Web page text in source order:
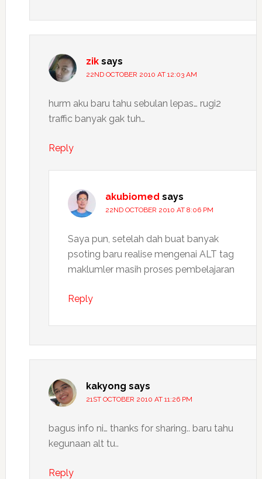
zik says
22ND OCTOBER 2010 AT 12:03 AM
hurm aku baru tahu sebulan lepas… rugi2
traffic banyak gak tuh…
Reply
akubiomed says
22ND OCTOBER 2010 AT 8:06 PM
Saya pun, setelah dah buat banyak
psoting baru realise mengenai ALT tag
maklumler masih proses pembelajaran
Reply
kakyong says
21ST OCTOBER 2010 AT 11:26 PM
bagus info ni… thanks for sharing.. baru tahu
kegunaan alt tu..
Reply